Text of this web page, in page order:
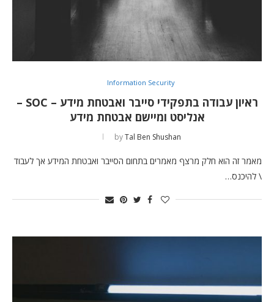
Information Security
ראיון עבודה בתפקידי סייבר ואבטחת מידע – SOC –
אנליסט ומיישם אבטחת מידע
byTal Ben Shushan
מאמר זה הוא חלק מרצף מאמרים בתחום הסייבר ואבטחת המידע אך לעבוד
\ להיכנס…